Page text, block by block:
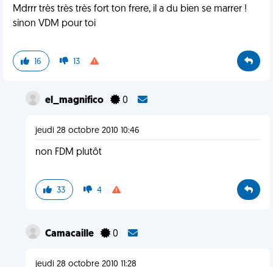
Mdrrr très très très fort ton frere, il a du bien se marrer !
sinon VDM pour toi
16 13
el_magnifico 0
jeudi 28 octobre 2010 10:46
non FDM plutôt
33 4
Camacaille 0
jeudi 28 octobre 2010 11:28